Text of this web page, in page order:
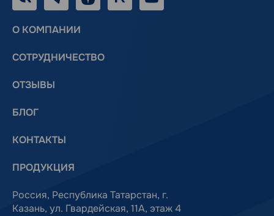
О КОМПАНИИ
СОТРУДНИЧЕСТВО
ОТЗЫВЫ
БЛОГ
КОНТАКТЫ
ПРОДУКЦИЯ
Россия, Республика Татарстан, г.
Казань, ул. Гвардейская, 11А, этаж 4